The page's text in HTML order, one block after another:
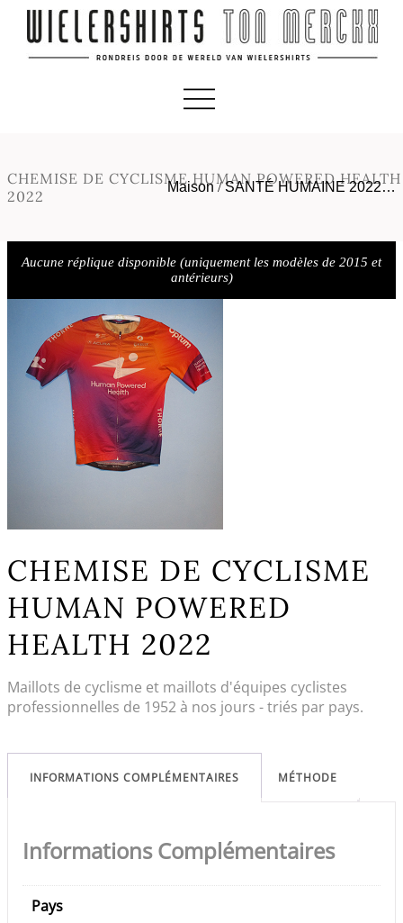
CHEMISE DE CYCLISME HUMAN POWERED HEALTH
2022
Maison /SANTÉ HUMAINE 2022…
Aucune réplique disponible (uniquement les modèles de 2015 et
antérieurs)
CHEMISE DE CYCLISME
HUMAN POWERED
HEALTH 2022
Maillots de cyclisme et maillots d'équipes cyclistes
professionnelles de 1952 à nos jours - triés par pays.
INFORMATIONS COMPLÉMENTAIRES MÉTHODE
Informations Complémentaires
Pays